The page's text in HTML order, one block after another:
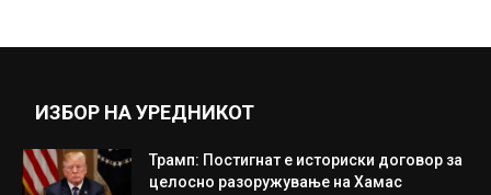
ИЗБОР НА УРЕДНИКОТ
Трамп: Постигнат е историски договор за
целосно разоружување на Хамас